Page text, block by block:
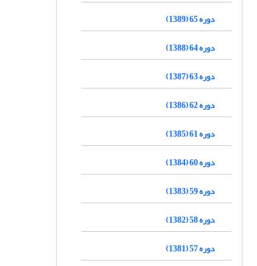
دوره 65 (1389)
دوره 64 (1388)
دوره 63 (1387)
دوره 62 (1386)
دوره 61 (1385)
دوره 60 (1384)
دوره 59 (1383)
دوره 58 (1382)
دوره 57 (1381)